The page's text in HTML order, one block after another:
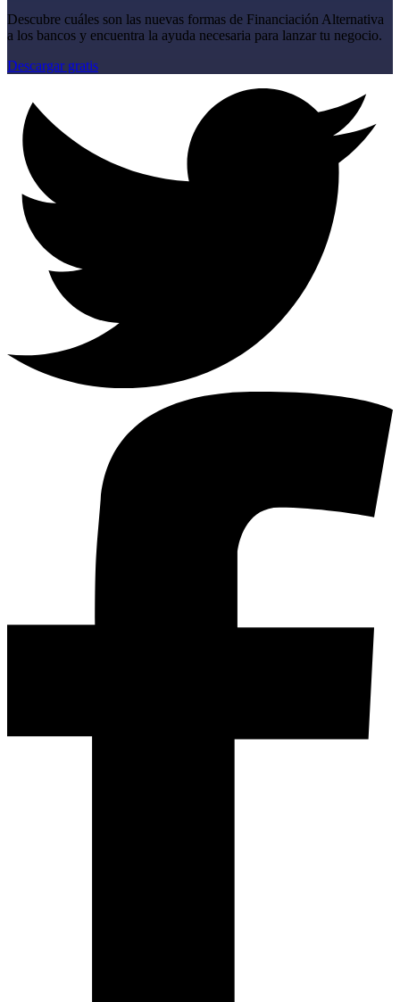
Descubre cuáles son las nuevas formas de Financiación Alternativa
a los bancos y encuentra la ayuda necesaria para lanzar tu negocio.
Descargar gratis